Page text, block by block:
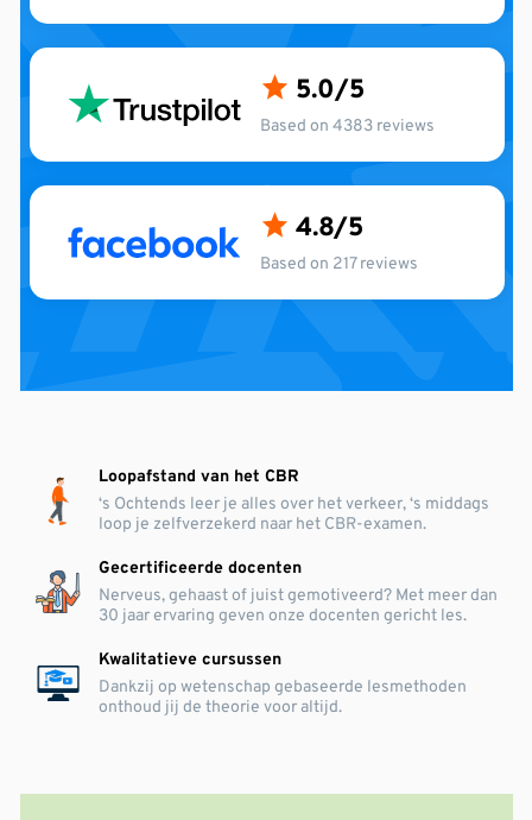
5.0
Based on 4383 reviews
4.8
Based on 217 reviews
Loopafstand van het CBR
‘s Ochtends leer je alles over het verkeer, ‘s middags
loop je zelfverzekerd naar het CBR-examen.
Gecertificeerde docenten
Nerveus, gehaast of juist gemotiveerd? Met meer dan
30 jaar ervaring geven onze docenten gericht les.
Kwalitatieve cursussen
Dankzij op wetenschap gebaseerde lesmethoden
onthoud jij de theorie voor altijd.